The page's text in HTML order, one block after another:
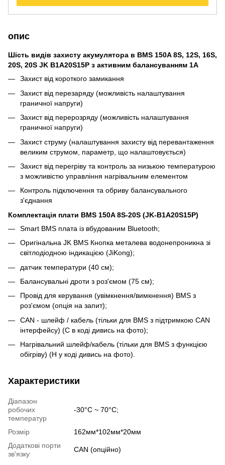
опис
Шість видів захисту акумулятора в BMS 150A 8S, 12S, 16S,
20S, 20S JK B1A20S15P з активним балансуванням 1А
Захист від короткого замикання
Захист від перезаряду (можливість налаштування
граничної напруги)
Захист від перерозряду (можливість налаштування
граничної напруги)
Захист струму (налаштування захисту від перевантаження
великим струмом, параметр, що налаштовується)
Захист від перегріву та контроль за низькою температурою
з можливістю управління нагрівальним елементом
Контроль підключення та обриву балансувального
з'єднання
Комплектація плати BMS 150A 8S-20S (JK-B1A20S15P)
Smart BMS плата із вбудованим Bluetooth;
Оригінальна JK BMS Кнопка металева водонепроникна зі
світлодіодною індикацією (JiKong);
датчик температури (40 см);
Балансувальні дроти з роз'ємом (75 см);
Провід для керування (увімкнення/вимкнення) BMS з
роз'ємом (опція на запит);
CAN - шлейф / кабель (тільки для BMS з підтримкою CAN
інтерфейсу) (C в коді дивись на фото);
Нагрівальний шлейф/кабель (тільки для BMS з функцією
обігріву) (H у коді дивись на фото).
Характеристики
Діапазон
робочих
температур
-30°С ~ 70°С;
Розмір
162мм*102мм*20мм
Додаткові порти
зв'язку
CAN (опційно)